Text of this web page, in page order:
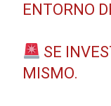
ENTORNO
SE
MISMO.